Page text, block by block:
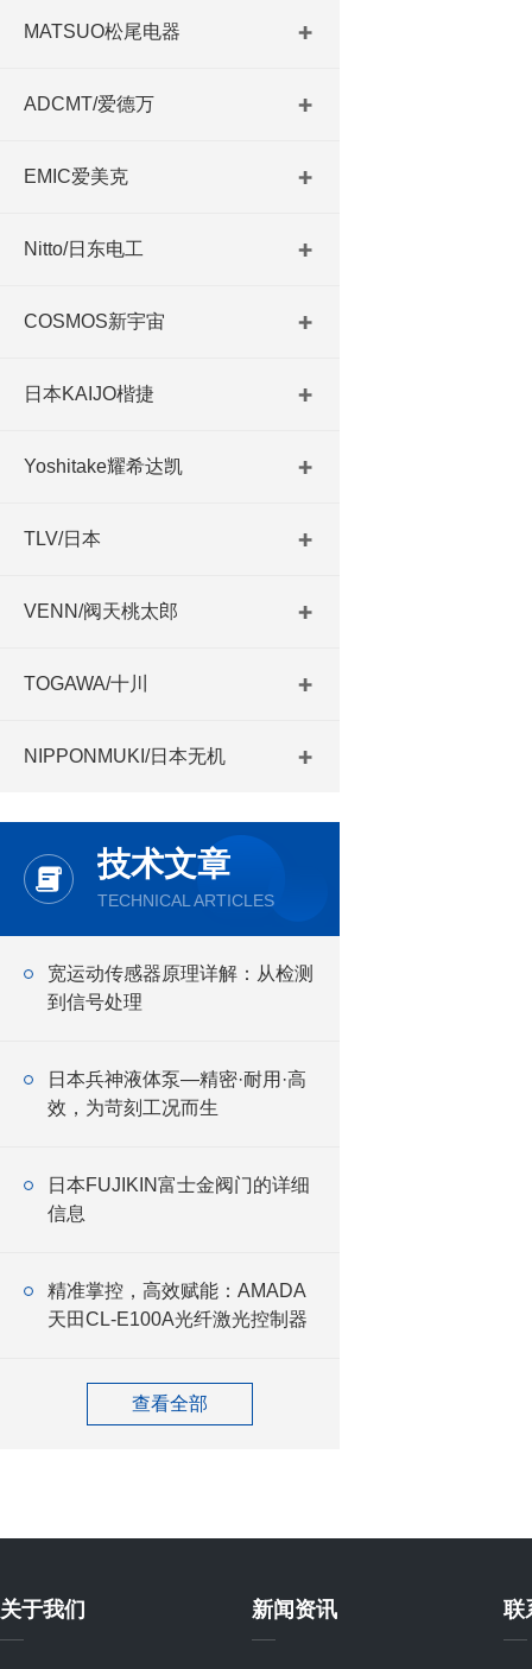
MATSUO松尾电器
ADCMT/爱德万
EMIC爱美克
Nitto/日东电工
COSMOS新宇宙
日本KAIJO楷捷
Yoshitake耀希达凯
TLV/日本
VENN/阀天桃太郎
TOGAWA/十川
NIPPONMUKI/日本无机
技术文章
TECHNICAL ARTICLES
宽运动传感器原理详解：从检测
到信号处理
日本兵神液体泵—精密·耐用·高
效，为苛刻工况而生
日本FUJIKIN富士金阀门的详细
信息
精准掌控，高效赋能：AMADA
天田CL-E100A光纤激光控制器
查看全部
关于我们 新闻资讯 联